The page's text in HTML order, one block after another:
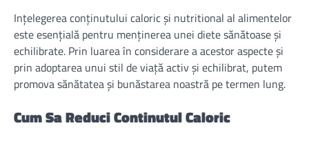
Ințelegerea conținutului caloric și nutritional al alimentelor
este esențială pentru menținerea unei diete sănătoase și
echilibrate. Prin luarea în considerare a acestor aspecte și
prin adoptarea unui stil de viață activ și echilibrat, putem
promova sănătatea și bunăstarea noastră pe termen lung.
Cum Sa Reduci Continutul Caloric